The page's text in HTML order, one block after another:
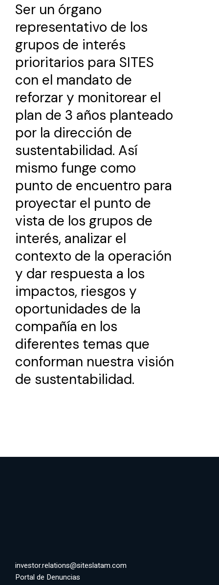
Ser un órgano
representativo de los
grupos de interés
prioritarios para SITES
con el mandato de
reforzar y monitorear el
plan de 3 años planteado
por la dirección de
sustentabilidad. Así
mismo funge como
punto de encuentro para
proyectar el punto de
vista de los grupos de
interés, analizar el
contexto de la operación
y dar respuesta a los
impactos, riesgos y
oportunidades de la
compañía en los
diferentes temas que
conforman nuestra visión
de sustentabilidad.
investor.relations@siteslatam.com
Portal de Denuncias